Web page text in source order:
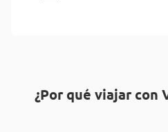
¿Por qué viajar con